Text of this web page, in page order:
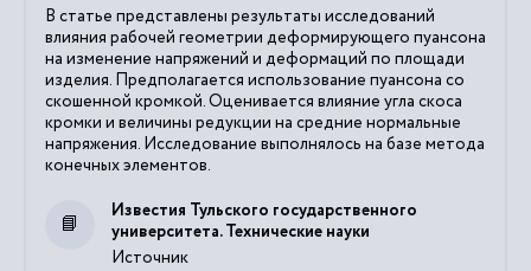
В статье представлены результаты исследований
влияния рабочей геометрии деформирующего пуансона
на изменение напряжений и деформаций по площади
изделия. Предполагается использование пуансона со
скошенной кромкой. Оценивается влияние угла скоса
кромки и величины редукции на средние нормальные
напряжения. Исследование выполнялось на базе метода
конечных элементов.
Источник
Известия Тульского государственного
университета. Технические науки